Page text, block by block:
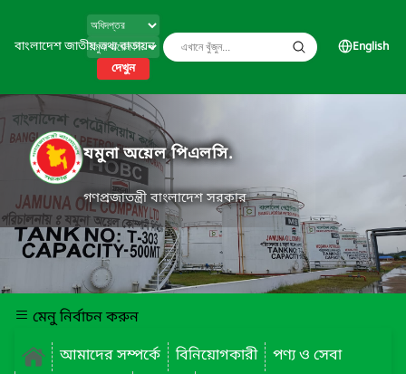
বাংলাদেশ জাতীয় তথ্য বাতায়ন
দেখুন
English
যমুনা অয়েল পিএলসি.
গণপ্রজাতন্ত্রী বাংলাদেশ সরকার
মেনু নির্বাচন করুন
আমাদের সম্পর্কে
বিনিয়োগকারী
পণ্য ও সেবা